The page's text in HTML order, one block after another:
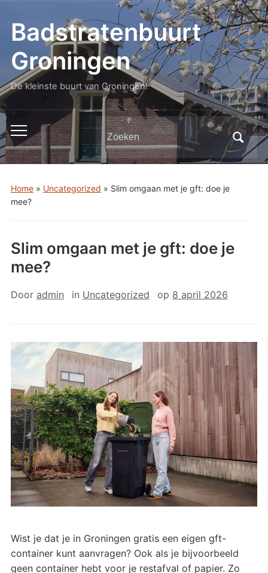
Badstratenbuurt
Groningen
De kleinste buurt van Groningen!
Toggle
mobiel
menu
Zoeken
naar:
Home» Uncategorized » Slim omgaan met je gft: doe je
mee?
Slim omgaan met je gft: doe je
mee?
Door admin in Uncategorized op 8 april 2026
Wist je dat je in Groningen gratis een eigen gft-
container kunt aanvragen? Ook als je bijvoorbeeld
geen container hebt voor je restafval of papier. Zo